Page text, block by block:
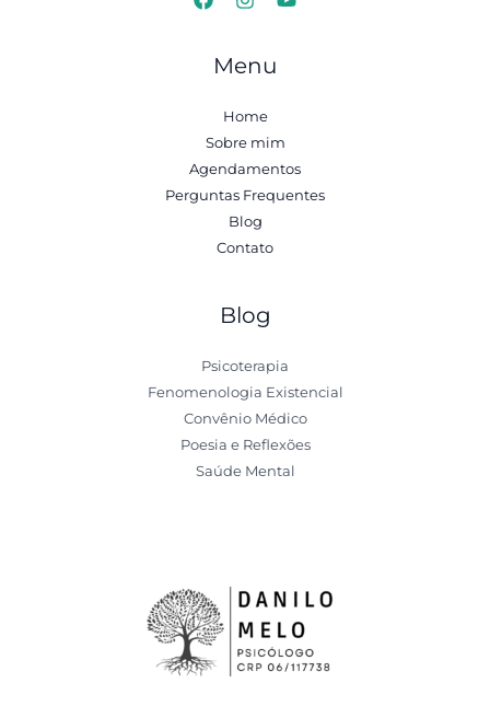
Menu
Home
Sobre mim
Agendamentos
Perguntas Frequentes
Blog
Contato
Blog
Psicoterapia
Fenomenologia Existencial
Convênio Médico
Poesia e Reflexões
Saúde Mental